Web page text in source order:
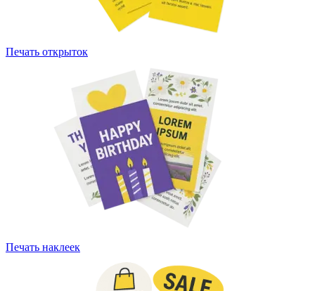
Печать открыток
Печать наклеек